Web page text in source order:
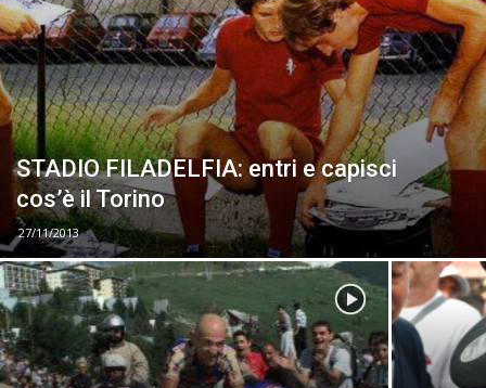
STADIO FILADELFIA: entri e capisci
cos’è il Torino
27/11/2013